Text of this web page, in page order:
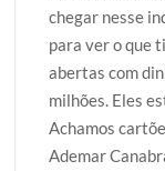
chegar nesse
para ver o que
abertas com
milhões. Eles
Achamos
Ademar